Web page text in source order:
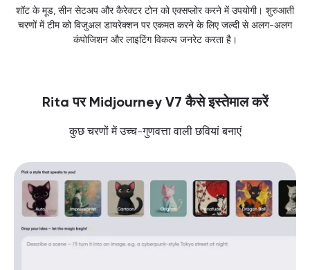
शॉट के मूड, सीन सेटअप और कैरेक्टर टोन को एक्सप्लोर करने में उपयोगी। शुरुआती
चरणों में टीम को विजुअल डायरेक्शन पर एकमत करने के लिए जल्दी से अलग-अलग
कंपोजिशन और लाइटिंग विकल्प जनरेट करता है।
Rita पर Midjourney V7 कैसे इस्तेमाल करें
कुछ चरणों में उच्च-गुणवत्ता वाली छवियां बनाएं